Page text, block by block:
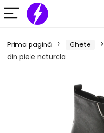
Prima pagină Ghete
din piele naturala